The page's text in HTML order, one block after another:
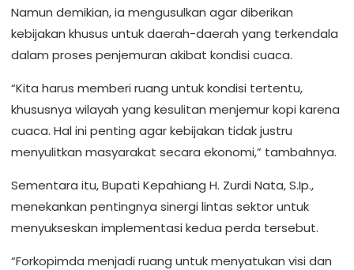
Namun demikian, ia mengusulkan agar diberikan
kebijakan khusus untuk daerah-daerah yang terkendala
dalam proses penjemuran akibat kondisi cuaca.
“Kita harus memberi ruang untuk kondisi tertentu,
khususnya wilayah yang kesulitan menjemur kopi karena
cuaca. Hal ini penting agar kebijakan tidak justru
menyulitkan masyarakat secara ekonomi,” tambahnya.
Sementara itu, Bupati Kepahiang H. Zurdi Nata, S.Ip.,
menekankan pentingnya sinergi lintas sektor untuk
menyukseskan implementasi kedua perda tersebut.
“Forkopimda menjadi ruang untuk menyatukan visi dan